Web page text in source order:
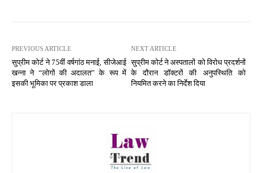
PREVIOUS ARTICLE
सुप्रीम कोर्ट ने 75वीं वर्षगांठ मनाई, सीजेआई
खन्ना ने “लोगों की अदालत” के रूप में
इसकी भूमिका पर प्रकाश डाला
NEXT ARTICLE
सुप्रीम कोर्ट ने अस्पतालों को विरोध प्रदर्शनों
के दौरान डॉक्टरों की अनुपस्थिति को
नियमित करने का निर्देश दिया